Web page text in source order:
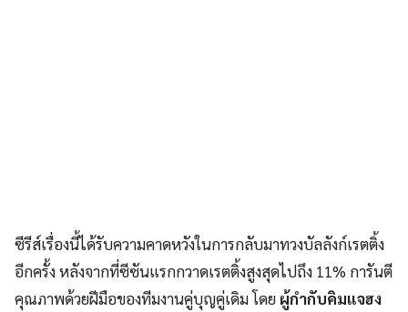
ซีรีส์เรื่องนี้ได้รับความคาดหวังในการกลับมาทวงบัลลังก์เรตติ้ง
อีกครั้ง หลังจากที่ซีซันแรกกวาดเรตติ้งสูงสุดไปถึง 11% การันตี
คุณภาพด้วยฝีมือของทีมงานคู่บุญคู่เดิม โดย ผู้กำกับคิมแจฮง